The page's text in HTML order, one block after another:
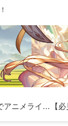
DMM TVでアニメライフを充実！おすすめ作品とお得な利用方法